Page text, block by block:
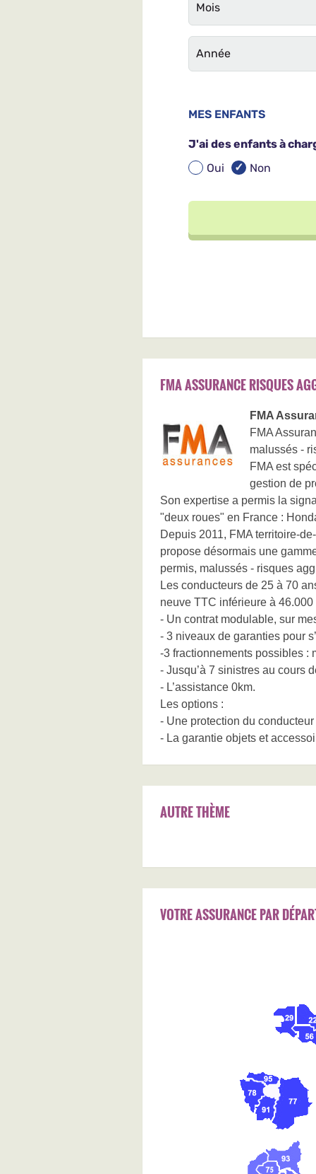
FMA ASSURANCE RISQUES
FMA
FMA
malussés -
FMA est
gestion de
Son expertise a permis la
"deux roues" en France :
Depuis 2011, FMA territoire-
propose désormais une
permis, malussés - risques
Les conducteurs de 25 à 70
neuve TTC inférieure à 46.000
- Un contrat modulable, sur
- 3 niveaux de garanties pour
-3 fractionnements possibles :
- Jusqu’à 7 sinistres au cours
- L’assistance 0km.
Les options :
- Une protection du
- La garantie objets et
AUTRE THÈME
VOTRE ASSURANCE PAR